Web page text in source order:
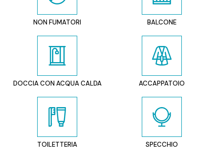
NON FUMATORI BALCONE
DOCCIA CON ACQUA CALDA ACCAPPATOIO
TOILETTERIA SPECCHIO